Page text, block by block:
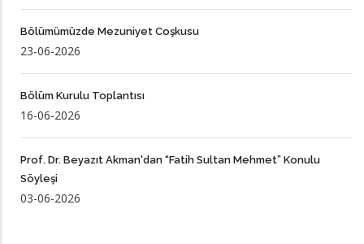
Bölümümüzde Mezuniyet Coşkusu
23-06-2026
Bölüm Kurulu Toplantısı
16-06-2026
Prof. Dr. Beyazıt Akman'dan “Fatih Sultan Mehmet” Konulu
Söyleşi
03-06-2026